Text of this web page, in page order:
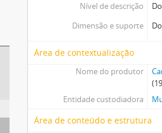
Nível de descrição
Dimensão e suporte
Área de contextualização
Nome do produtor
Entidade custodiadora
Área de conteúdo e estrutura